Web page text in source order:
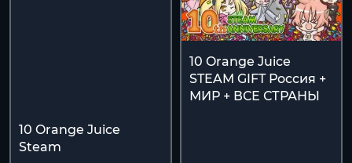
10 Orange Juice
Steam
10 Orange Juice
STEAM GIFT Россия +
МИР + ВСЕ СТРАНЫ